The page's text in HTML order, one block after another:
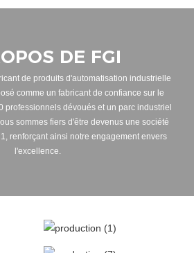
DE FGI
de produits d'automatisation industrielle
comme un fabricant de confiance sur le
professionnels dévoués et un parc industriel
sommes fiers d'être devenus une société
renforçant ainsi notre engagement envers
l'excellence.